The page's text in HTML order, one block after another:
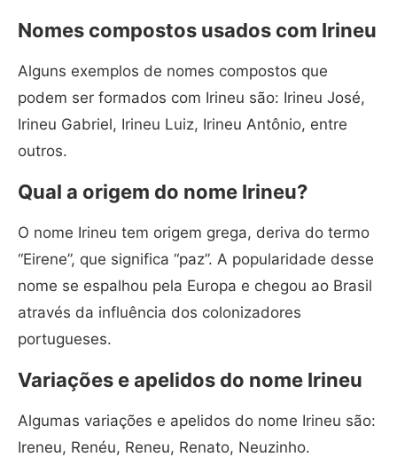
Nomes compostos usados com Irineu
Alguns exemplos de nomes compostos que
podem ser formados com Irineu são: Irineu José,
Irineu Gabriel, Irineu Luiz, Irineu Antônio, entre
outros.
Qual a origem do nome Irineu?
O nome Irineu tem origem grega, deriva do termo
“Eirene”, que significa “paz”. A popularidade desse
nome se espalhou pela Europa e chegou ao Brasil
através da influência dos colonizadores
portugueses.
Variações e apelidos do nome Irineu
Algumas variações e apelidos do nome Irineu são:
Ireneu, Renéu, Reneu, Renato, Neuzinho.